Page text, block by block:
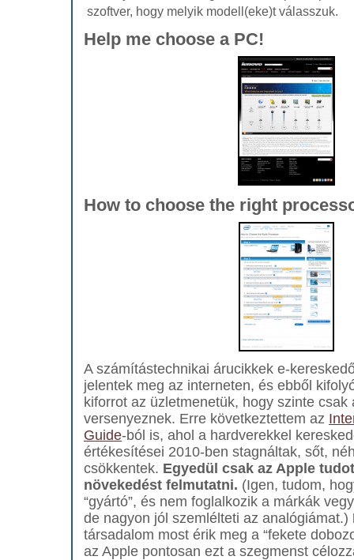
szoftver, hogy melyik modell(eke)t válasszuk.
Help me choose a PC!
How to choose the right
A számítástechnikai árucikkek e-
jelentek meg az interneten, és ebből
kiforrot az üzletmenetük, hogy szinte csak
versenyeznek. Erre következtettem az
Guide-ból is, ahol a hardverekkel
értékesítései 2010-ben stagnáltak, sőt,
csökkentek. Egyedül csak az Apple
növekedést felmutatni. (Igen, tudom,
“gyártó”, és nem foglalkozik a márkák
de nagyon jól szemlélteti az analógiámat.)
társadalom most érik meg a “fekete
az Apple pontosan ezt a szegmenst